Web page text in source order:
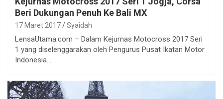
Beri Dukungan Penuh Ke Bali MX
17 Maret 2017 Syaidah
LensaUtama.com – Dalam Kejurnas Motocross 2017 Seri
1 yang diselenggarakan oleh Pengurus Pusat Ikatan Motor
Indonesia…